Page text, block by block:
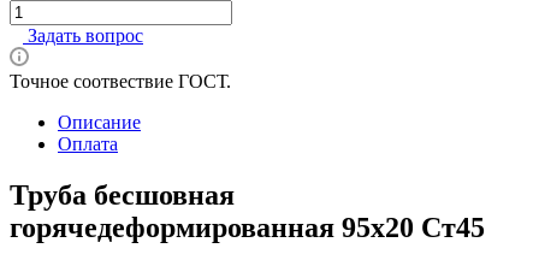
Задать вопрос
Точное соотвествие ГОСТ.
Описание
Оплата
Труба бесшовная
горячедеформированная 95х20 Ст45